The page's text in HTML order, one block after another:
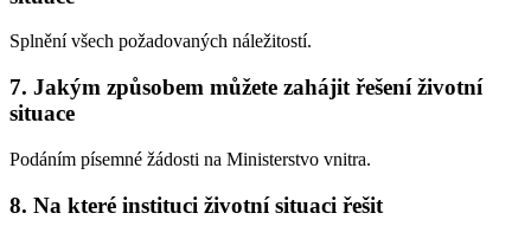
Splnění všech požadovaných náležitostí.
7. Jakým způsobem můžete zahájit řešení životní
situace
Podáním písemné žádosti na Ministerstvo vnitra.
8. Na které instituci životní situaci řešit